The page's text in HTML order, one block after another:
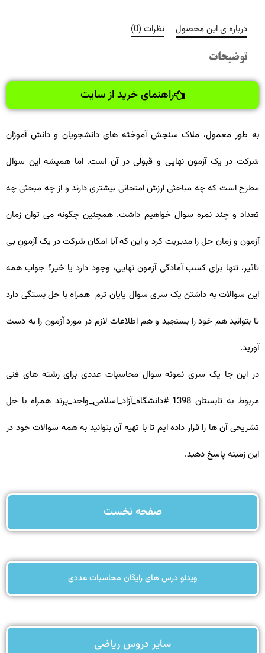
درباره ی این محصول نظرات (0)
توضیحات
راهنمای خرید از سایت
به طور معمول، ملاک سنجش آموخته های دانشجویان و دانش آموزان
شرکت در یک آزمون نهایی و قبولی در آن است. اما همیشه این سوال
مطرح است که چه مباحثی ارزش امتحانی بیشتری دارند و از چه مبحثی چه
تعداد و چند نمره سوال خواهیم داشت. همچنین چگونه می توان زمان
آزمون و زمان حل را مدیریت کرد و این که آیا امکان شرکت در یک آزمونِ بی
تاثیر، تنها برای کسب آمادگی آزمون نهایی، وجود دارد یا خیر؟ جواب همه
این سوالات به داشتن یک سری سوال پایان ترم همراه با حل بستگی دارد
تا بتوانید هم خود را بسنجید و هم اطلاعات لازم در مورد آزمون را به دست
آورید.
در این جا یک سری نمونه سوال محاسبات عددی برای رشته های فنی
مربوط به تابستان 1398 #دانشگاه_آزاد_اسلامی_واحد_پرند همراه با حل
تشریحی آن ها را قرار داده ایم تا با تهیه آن بتوانید به همه سوالات خود در
این زمینه پاسخ دهید.
صفحه نخست
ویدئو درس های رایگان محاسبات عددی
سایر دروس ریاضی